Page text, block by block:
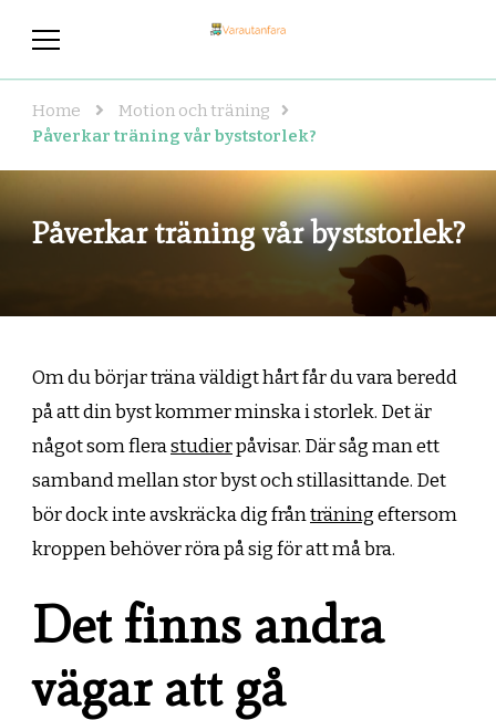
Home
Motion och träning
Påverkar träning vår byststorlek?
Påverkar träning vår byststorlek?
Om du börjar träna väldigt hårt får du vara beredd
på att din byst kommer minska i storlek. Det är
något som flerastudierpåvisar. Där såg man ett
samband mellan stor byst och stillasittande. Det
bör dock inte avskräcka dig frånträningeftersom
kroppen behöver röra på sig för att må bra.
Det finns andra
vägar att gå